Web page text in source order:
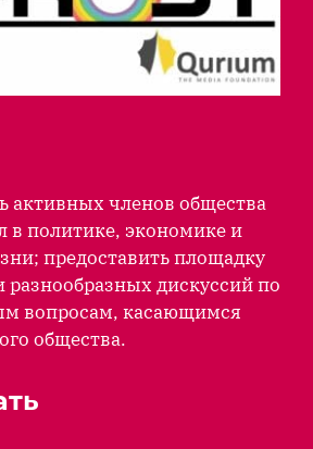
активных членов общества
в политике, экономике и
предоставить площадку
дискуссий по
вопросам, касающимся
общества.